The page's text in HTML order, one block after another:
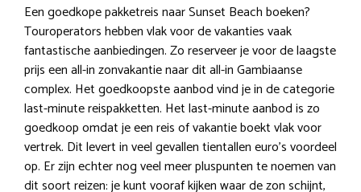
Een goedkope pakketreis naar Sunset Beach boeken?
Touroperators hebben vlak voor de vakanties vaak
fantastische aanbiedingen. Zo reserveer je voor de laagste
prijs een all-in zonvakantie naar dit all-in Gambiaanse
complex. Het goedkoopste aanbod vind je in de categorie
last-minute reispakketten. Het last-minute aanbod is zo
goedkoop omdat je een reis of vakantie boekt vlak voor
vertrek. Dit levert in veel gevallen tientallen euro’s voordeel
op. Er zijn echter nog veel meer pluspunten te noemen van
dit soort reizen: je kunt vooraf kijken waar de zon schijnt,